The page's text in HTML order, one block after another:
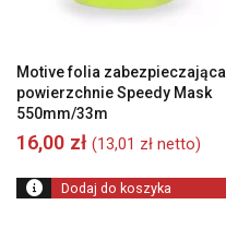
Motive folia zabezpieczająca
powierzchnie Speedy Mask
550mm/33m
16,00 zł (13,01 zł netto)
Dodaj do koszyka